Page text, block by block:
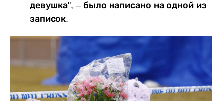
девушка", – было написано на одной из
записок.